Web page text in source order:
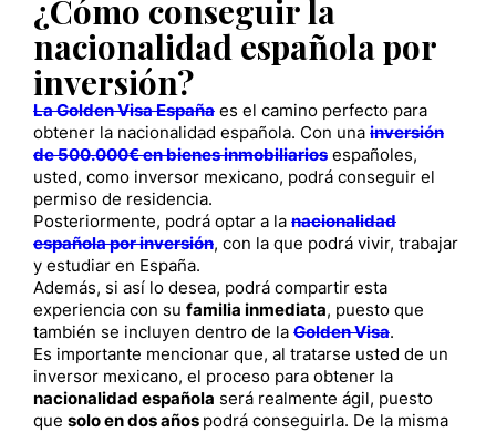
¿Cómo conseguir la
nacionalidad española por
inversión?
La Golden Visa España es el camino perfecto para
obtener la nacionalidad española. Con una inversión
de 500.000€ en bienes inmobiliarios españoles,
usted, como inversor mexicano, podrá conseguir el
permiso de residencia.
Posteriormente, podrá optar a la nacionalidad
española por inversión, con la que podrá vivir, trabajar
y estudiar en España.
Además, si así lo desea, podrá compartir esta
experiencia con su familia inmediata, puesto que
también se incluyen dentro de la Golden Visa.
Es importante mencionar que, al tratarse usted de un
inversor mexicano, el proceso para obtener la
nacionalidad española será realmente ágil, puesto
que solo en dos años podrá conseguirla. De la misma